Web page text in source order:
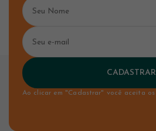
CADASTRAR
Ao clicar em "Cadastrar" você aceita os